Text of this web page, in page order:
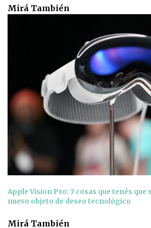
Mirá También
Apple Vision Pro: 7 cosas que tenés que
nuevo objeto de deseo tecnológico
Mirá También